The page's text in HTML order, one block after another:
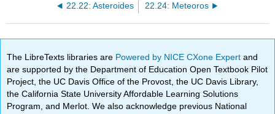
22.22: Asteroides 22.24: Meteoros
The LibreTexts libraries are Powered by NICE CXone Expertand
are supported by the Department of Education Open Textbook Pilot
Project, the UC Davis Office of the Provost, the UC Davis Library,
the California State University Affordable Learning Solutions
Program, and Merlot. We also acknowledge previous National